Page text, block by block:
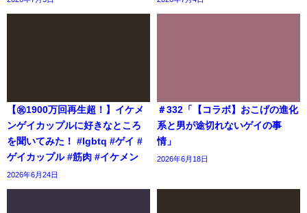
【㊗️1900万回再生超！】イケメ
ンゲイカップルに好きなところ
を聞いてみた！ #lgbtq #ゲイ #
ゲイカップル #筋肉 #イケメン
2026年6月24日
＃332「【コラボ】おこげの進化
系と男が途切れないゲイの事
情」
2026年6月18日